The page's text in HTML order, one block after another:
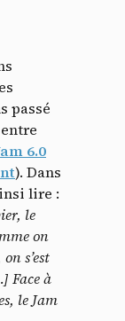
passé
6.0
). Dans
lire :
le
on
s’est
Face à
le Jam